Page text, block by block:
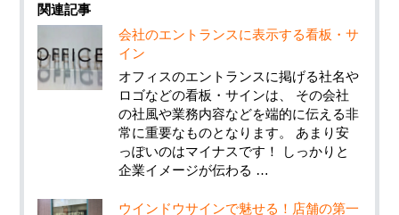
関連記事
会社のエントランスに表示する看板・サ
イン
オフィスのエントランスに掲げる社名や
ロゴなどの看板・サインは、 その会社
の社風や業務内容などを端的に伝える非
常に重要なものとなります。 あまり安
っぽいのはマイナスです！ しっかりと
企業イメージが伝わる …
ウインドウサインで魅せる！店舗の第一